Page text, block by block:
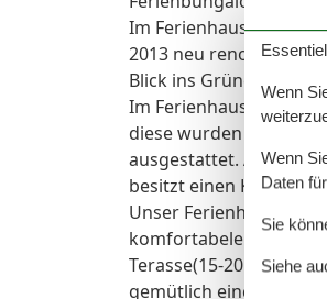
Im Ferienhaus 1
2013 neu renoviert
Blick ins Grüne
Im Ferienhaus 2
diese wurden 2014
ausgestattet. Alle sind
besitzt einen Kamin
Unser Ferienhaus 3,
komfortabelen
Terasse(15-20m²) mit
gemütlich eingerichtet.
Wenn
Wenn
Daten
Sie
Siehe